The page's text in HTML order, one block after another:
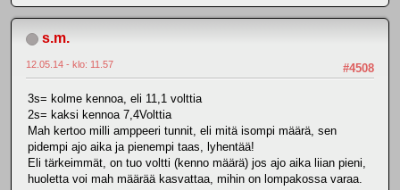
s.m.
#4508
12.05.14 - klo: 11.57
3s= kolme kennoa, eli 11,1 volttia
2s= kaksi kennoa 7,4Volttia
Mah kertoo milli amppeeri tunnit, eli mitä isompi määrä, sen
pidempi ajo aika ja pienempi taas, lyhentää!
Eli tärkeimmät, on tuo voltti (kenno määrä) jos ajo aika liian pieni,
huoletta voi mah määrää kasvattaa, mihin on lompakossa varaa.